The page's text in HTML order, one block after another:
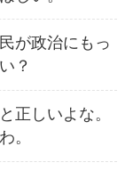
が政治にもっ
？
正しいよな。
。